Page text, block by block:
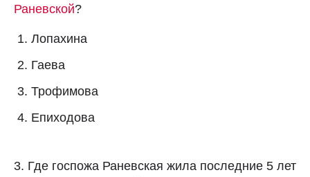
Раневской?
Лопахина
Гаева
Трофимова
Епиходова
3. Где госпожа Раневская жила последние 5 лет